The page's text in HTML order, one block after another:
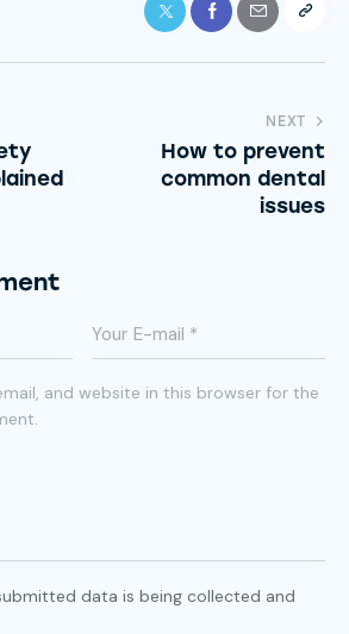
NEXT
How to prevent
common dental
issues
and website in this browser for the
data is being collected and